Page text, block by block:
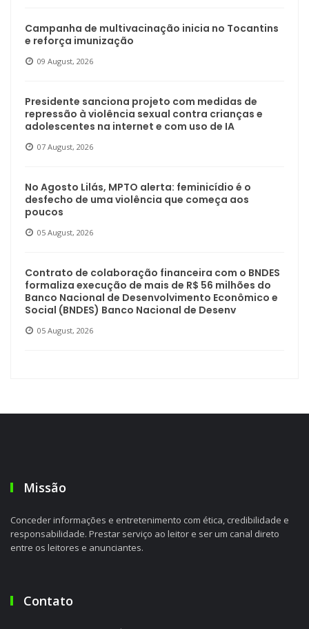
Campanha de multivacinação inicia no Tocantins
e reforça imunização
09 August, 2026
Presidente sanciona projeto com medidas de
repressão à violência sexual contra crianças e
adolescentes na internet e com uso de IA
07 August, 2026
No Agosto Lilás, MPTO alerta: feminicídio é o
desfecho de uma violência que começa aos
poucos
05 August, 2026
Contrato de colaboração financeira com o BNDES
formaliza execução de mais de R$ 56 milhões do
Banco Nacional de Desenvolvimento Econômico e
Social (BNDES) Banco Nacional de Desenv
05 August, 2026
Missão
Conceder informações e entretenimento com ética, credibilidade e
responsabilidade. Prestar serviço ao leitor e ser um canal direto
entre os leitores e anunciantes.
Contato